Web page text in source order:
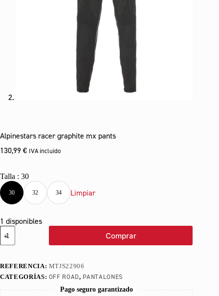
Alpinestars racer graphite mx pants
130,99 € IVA incluido
Talla 30
30 32 34 Limpiar
1 disponibles
Alpinestars
racer
graphite
pants
cantidad
Comprar
REFERENCIA: MTJS22906
CATEGORÍAS: OFF ROAD, PANTALONES
Pago seguro garantizado